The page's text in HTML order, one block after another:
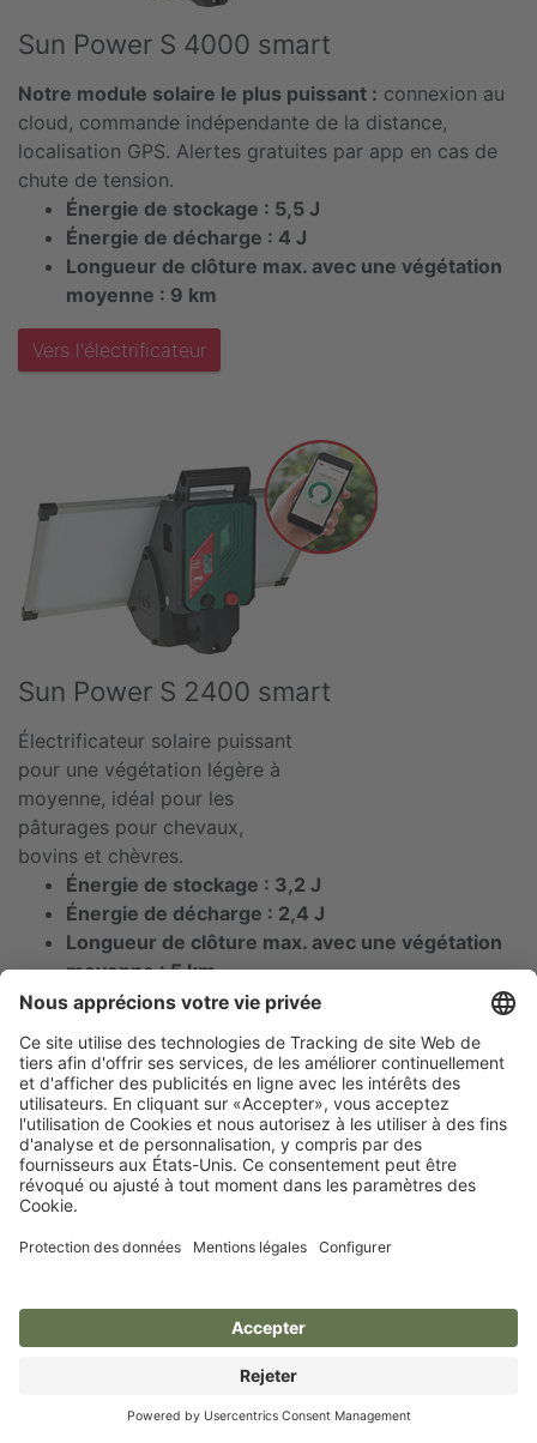
Sun Power S 4000 smart
Notre module solaire le plus puissant : connexion au
cloud, commande indépendante de la distance,
localisation GPS. Alertes gratuites par app en cas de
chute de tension.
Énergie de stockage : 5,5 J
Énergie de décharge : 4 J
Longueur de clôture max. avec une végétation
moyenne : 9 km
Vers l'électrificateur
Sun Power S 2400 smart
Électrificateur solaire puissant
pour une végétation légère à
moyenne, idéal pour les
pâturages pour chevaux,
bovins et chèvres.
Énergie de stockage : 3,2 J
Énergie de décharge : 2,4 J
Longueur de clôture max. avec une végétation
moyenne : 5 km